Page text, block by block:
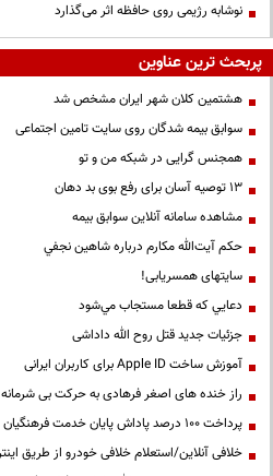
نوشابه رژیمی روی حافظه اثر می‌گذارد
پربحث ترین عناوین
هشتمین کلان شهر ایران مشخص شد
سوابق بیمه شدگان روی سایت تامین اجتماعی
همجنس گرایی در شبکه من و تو
13 توصیه آسان برای رفع بوی بد دهان
مشاهده سامانه آنلاين سوابق بیمه
حكم آيت‌الله مكارم درباره شاهين نجفي
سایتهای همسریابی!
دعايي كه قطعا مستجاب مي‌شود
جزئیات جدید قتل روح الله داداشی
آموزش ساخت Apple ID برای کاربران ایرانی
راز خنده های اصغر فرهادی به حرکت بی
پرداخت ۱۰۰ درصد پاداش پایان خدمت فرهنگیان
خلافی آنلاین/استعلام خلافی خودرو از طریق